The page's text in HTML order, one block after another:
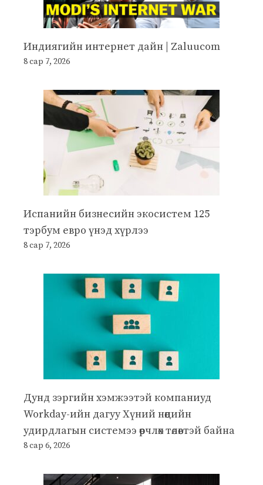
Индиягийн интернет дайн | Zaluucom
8 сар 7, 2026
Испанийн бизнесийн экосистем 125
тэрбум евро үнэд хүрлээ
8 сар 7, 2026
Дунд зэргийн хэмжээтэй компаниуд
Workday-ийн дагуу Хүний нөөцийн
удирдлагын системээ өөрчлөх төлөвтэй байна
8 сар 6, 2026